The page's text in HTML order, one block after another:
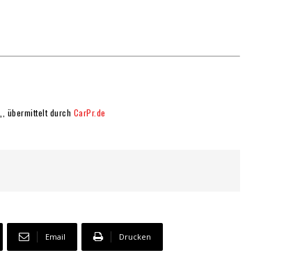
„, übermittelt durch CarPr.de
Email Drucken